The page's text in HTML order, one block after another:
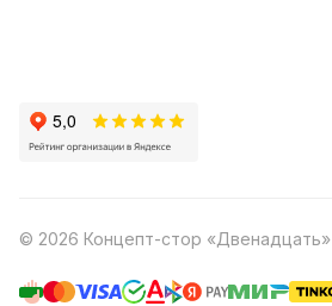
© 2026 Концепт-стор «Двенадцать»